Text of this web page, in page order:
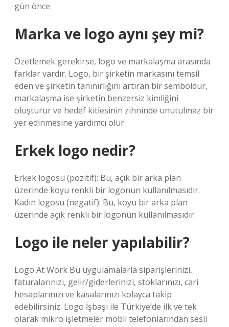
gün önce
Marka ve logo aynı şey mi?
Özetlemek gerekirse, logo ve markalaşma arasında
farklar vardır. Logo, bir şirketin markasını temsil
eden ve şirketin tanınırlığını artıran bir semboldür,
markalaşma ise şirketin benzersiz kimliğini
oluşturur ve hedef kitlesinin zihninde unutulmaz bir
yer edinmesine yardımcı olur.
Erkek logo nedir?
Erkek logosu (pozitif): Bu, açık bir arka plan
üzerinde koyu renkli bir logonun kullanılmasıdır.
Kadın logosu (negatif): Bu, koyu bir arka plan
üzerinde açık renkli bir logonun kullanılmasıdır.
Logo ile neler yapılabilir?
Logo At Work Bu uygulamalarla siparişlerinizi,
faturalarınızı, gelir/giderlerinizi, stoklarınızı, cari
hesaplarınızı ve kasalarınızı kolayca takip
edebilirsiniz. Logo İşbaşı ile Türkiye’de ilk ve tek
olarak mikro işletmeler mobil telefonlarından sesli